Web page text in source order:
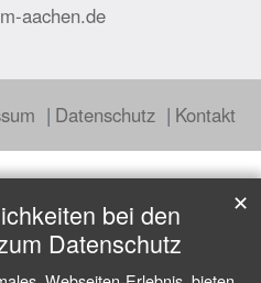
aachen.de
Datenschutz Kontakt
bei den
Datenschutz
✕